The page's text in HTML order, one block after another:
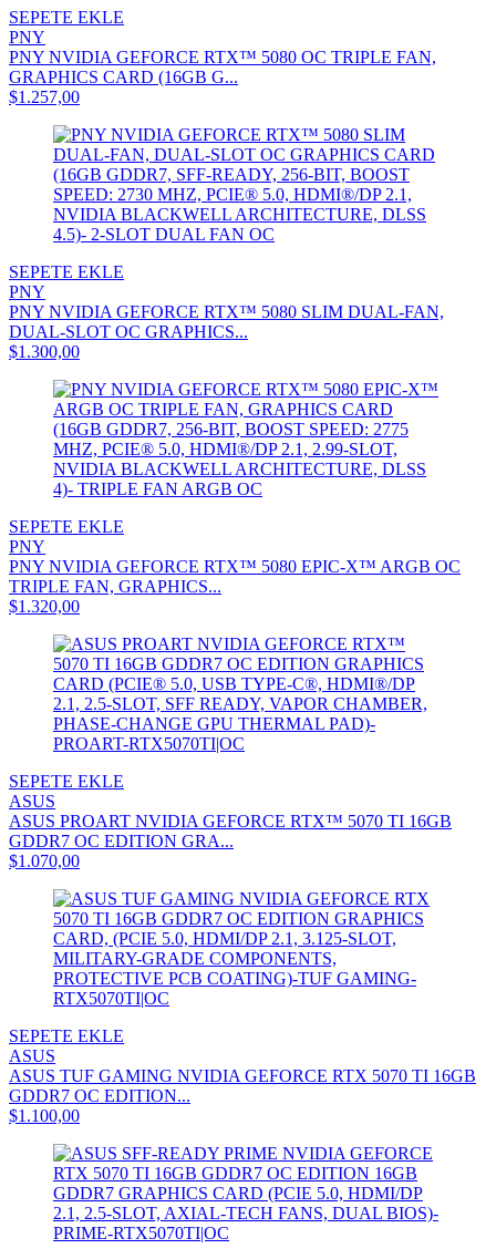
SEPETE EKLE
PNY
PNY NVIDIA GEFORCE RTX™ 5080 OC TRIPLE FAN,
GRAPHICS CARD (16GB G...
$1.257,00
SEPETE EKLE
PNY
PNY NVIDIA GEFORCE RTX™ 5080 SLIM DUAL-FAN,
DUAL-SLOT OC GRAPHICS...
$1.300,00
SEPETE EKLE
PNY
PNY NVIDIA GEFORCE RTX™ 5080 EPIC-X™ ARGB OC
TRIPLE FAN, GRAPHICS...
$1.320,00
SEPETE EKLE
ASUS
ASUS PROART NVIDIA GEFORCE RTX™ 5070 TI 16GB
GDDR7 OC EDITION GRA...
$1.070,00
SEPETE EKLE
ASUS
ASUS TUF GAMING NVIDIA GEFORCE RTX 5070 TI 16GB
GDDR7 OC EDITION...
$1.100,00